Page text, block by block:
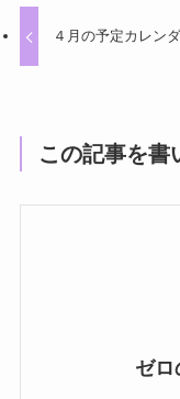
４月の予定カレン
この記事を書
ゼロ